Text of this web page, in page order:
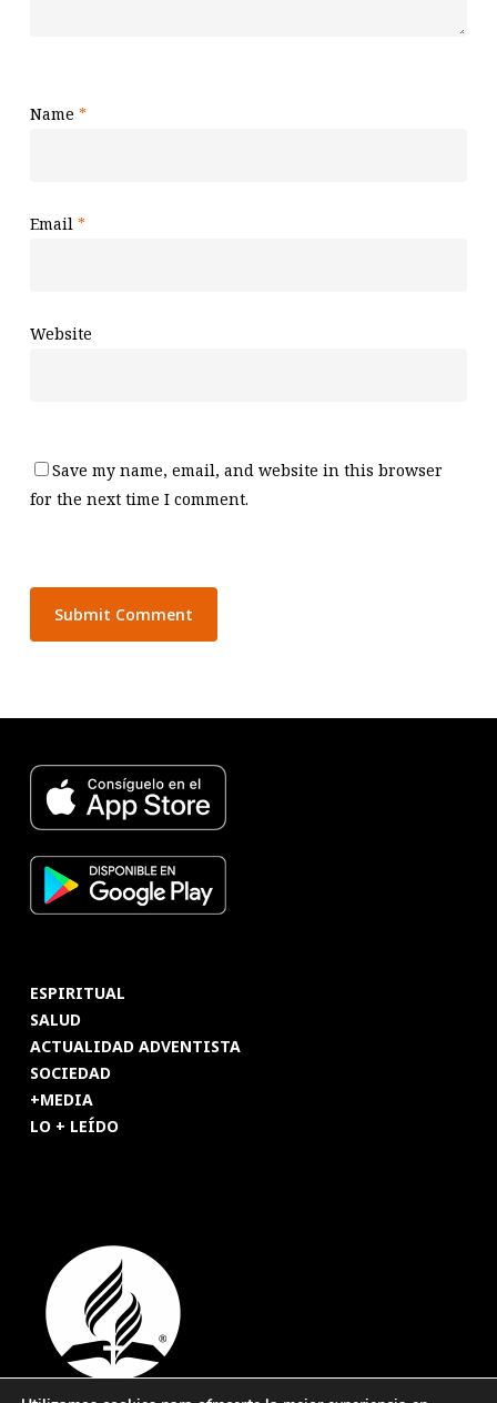
Name *
Email *
Website
Save my name, email, and website in this browser
for the next time I comment.
ESPIRITUAL
SALUD
ACTUALIDAD ADVENTISTA
SOCIEDAD
+MEDIA
LO + LEÍDO